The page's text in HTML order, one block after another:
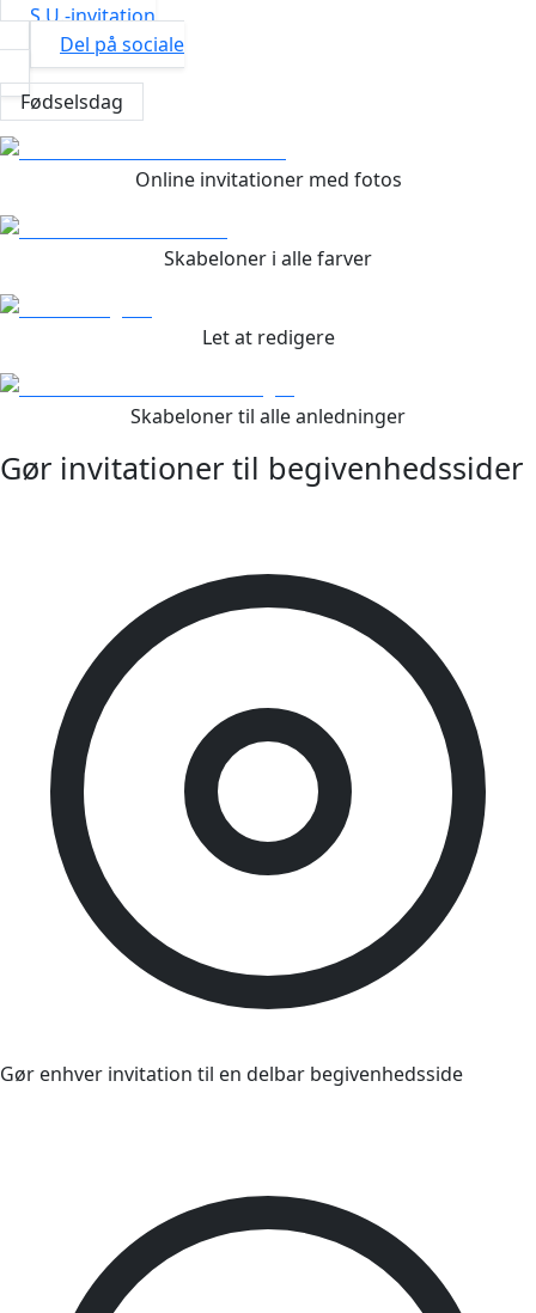
S.U.-invitation
Del på sociale
Fødselsdag
Online invitationer med fotos
Skabeloner i alle farver
Let at redigere
Skabeloner til alle anledninger
Gør invitationer til begivenhedssider
Gør enhver invitation til en delbar begivenhedsside